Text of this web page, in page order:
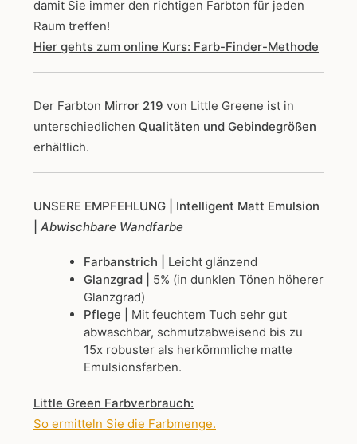
damit Sie immer den richtigen Farbton für jeden
Raum treffen!
Hier gehts zum online Kurs: Farb-Finder-Methode
Der Farbton Mirror 219 von Little Greene ist in
unterschiedlichen Qualitäten und Gebindegrößen
erhältlich.
UNSERE EMPFEHLUNG
| Intelligent Matt Emulsion
Abwischbare Wandfarbe
Farbanstrich | Leicht glänzend
Glanzgrad | 5% (in dunklen Tönen höherer
Glanzgrad)
Pflege | Mit feuchtem Tuch sehr gut
abwaschbar, schmutzabweisend bis zu
15x robuster als herkömmliche matte
Emulsionsfarben.
Little Green Farbverbrauch:
So ermitteln Sie die Farbmenge.